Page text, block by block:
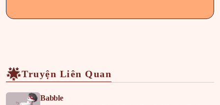
Truyện Liên Quan
Babble